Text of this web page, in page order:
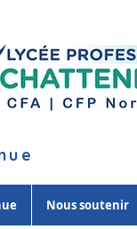
Nous soutenir